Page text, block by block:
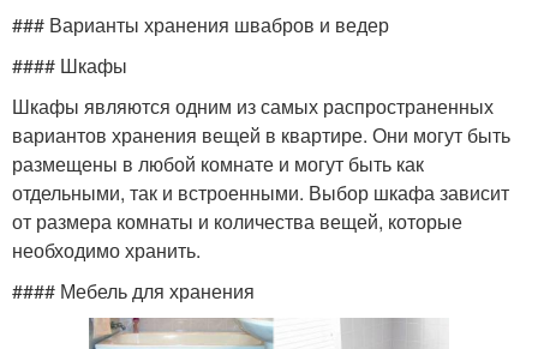
### Варианты хранения швабров и ведер
#### Шкафы
Шкафы являются одним из самых распространенных
вариантов хранения вещей в квартире. Они могут быть
размещены в любой комнате и могут быть как
отдельными, так и встроенными. Выбор шкафа зависит
от размера комнаты и количества вещей, которые
необходимо хранить.
#### Мебель для хранения